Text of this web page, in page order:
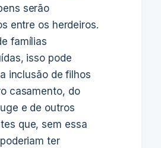
serão
entre os herdeiros.
famílias
isso pode
inclusão de filhos
casamento, do
e de outros
que, sem essa
ter